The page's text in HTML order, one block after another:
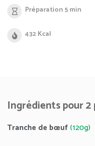
Préparation 5 min
432 Kcal
Ingrédients pour 2
Tranche de bœuf(120g)